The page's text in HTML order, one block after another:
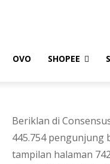
OVO SHOPEE
Beriklan di
445.754 pengunjung
tampilan halaman